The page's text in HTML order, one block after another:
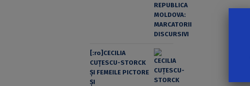
[:ro]CECILIA
CUŢESCU-STORCK
ŞI FEMEILE PICTORE
ŞI